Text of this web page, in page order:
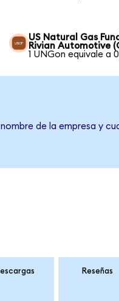
US Natural Gas
Rivian Automotive
1 UNGon equivale a
de la empresa y
Reseñas